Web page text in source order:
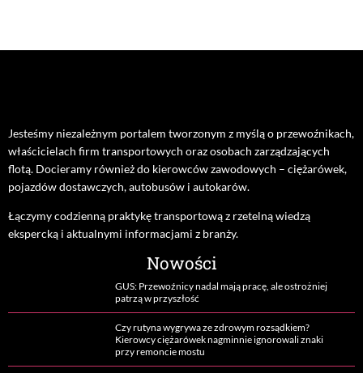
Jesteśmy niezależnym portalem tworzonym z myślą o przewoźnikach,
właścicielach firm transportowych oraz osobach zarządzających
flotą. Docieramy również do kierowców zawodowych – ciężarówek,
pojazdów dostawczych, autobusów i autokarów.
Łączymy codzienną praktykę transportową z rzetelną wiedzą
ekspercką i aktualnymi informacjami z branży.
Nowości
GUS: Przewoźnicy nadal mają pracę, ale ostrożniej
patrzą w przyszłość
Czy rutyna wygrywa ze zdrowym rozsądkiem?
Kierowcy ciężarówek nagminnie ignorowali znaki
przy remoncie mostu